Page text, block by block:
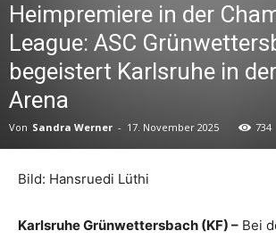
Heimpremiere in der
League: ASC
begeistert Karlsruhe in
Arena
Von Sandra Werner - 17. November 2025 734
Bild: Hansruedi Lüthi
Karlsruhe Grünwettersbach (KF) – Bei